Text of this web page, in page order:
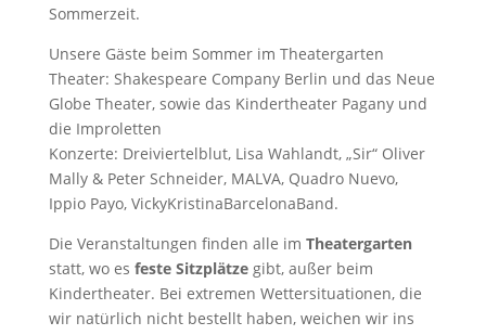
Sommerzeit.
Unsere Gäste beim Sommer im Theatergarten
Theater: Shakespeare Company Berlin und das Neue
Globe Theater, sowie das Kindertheater Pagany und
die Improletten
Konzerte: Dreiviertelblut, Lisa Wahlandt, „Sir“ Oliver
Mally & Peter Schneider, MALVA, Quadro Nuevo,
Ippio Payo, VickyKristinaBarcelonaBand.
Die Veranstaltungen finden alle im Theatergarten
statt, wo es feste Sitzplätzegibt, außer beim
Kindertheater. Bei extremen Wettersituationen, die
wir natürlich nicht bestellt haben, weichen wir ins